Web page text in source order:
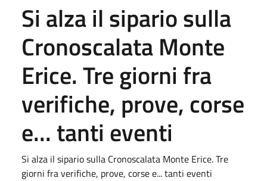
Si alza il sipario sulla
Cronoscalata Monte
Erice. Tre giorni fra
verifiche, prove, corse
e... tanti eventi
Si alza il sipario sulla Cronoscalata Monte Erice. Tre
giorni fra verifiche, prove, corse e... tanti eventi